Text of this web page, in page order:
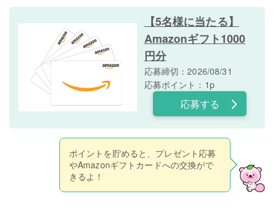
【5名様に当たる】
Amazonギフト1000
円分
応募締切：2026/08/31
応募ポイント：1p
応募する
ポイントを貯めると、プレゼント応募
やAmazonギフトカードへの交換がで
きるよ！